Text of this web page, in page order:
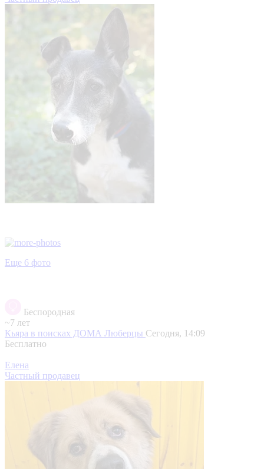
Еще 6 фото
Беспородная
~7 лет
Кьяра в поисках ДОМА Люберцы Сегодня, 14:09
Бесплатно
Елена
Частный продавец